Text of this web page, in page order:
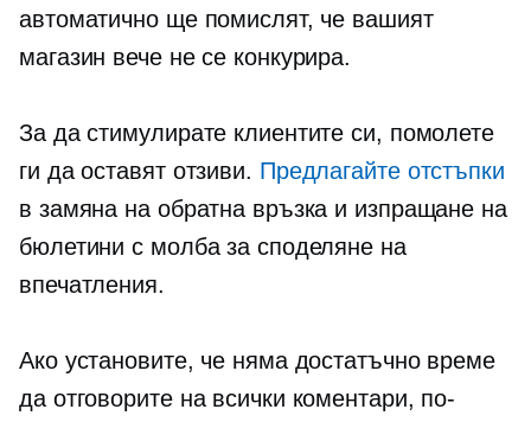
автоматично ще помислят, че вашият
магазин вече не се конкурира.
За да стимулирате клиентите си, помолете
ги да оставят отзиви. Предлагайте отстъпки
в замяна на обратна връзка и изпращане на
бюлетини с молба за споделяне на
впечатления.
Ако установите, че няма достатъчно време
да отговорите на всички коментари, по-